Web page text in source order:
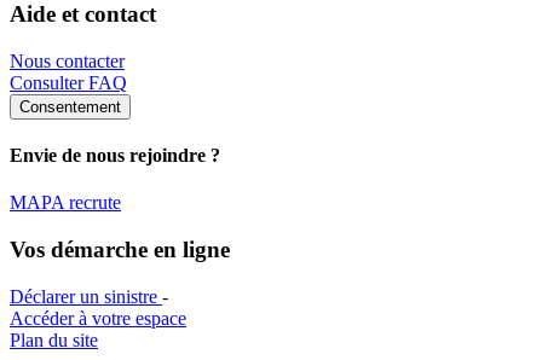
Aide et contact
Nous contacter
Consulter FAQ
Consentement
Envie de nous rejoindre ?
MAPA recrute
Vos démarche en ligne
Déclarer un sinistre -
Accéder à votre espace
Plan du site